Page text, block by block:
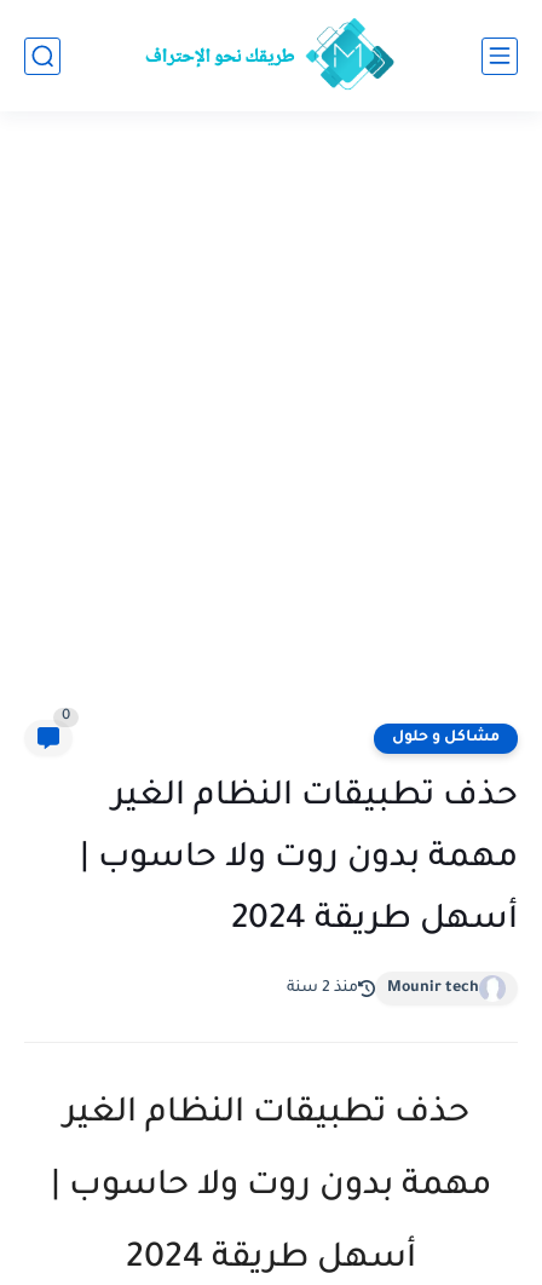
مشاكل و حلول
0
حذف تطبيقات النظام الغير
مهمة بدون روت ولا حاسوب |
أسهل طريقة 2024
Mounir tech منذ 2 سنة
حذف تطبيقات النظام الغير
مهمة بدون روت ولا حاسوب |
أسهل طريقة 2024